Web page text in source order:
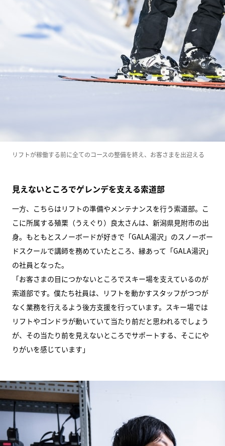
リフトが稼働する前に全てのコースの整備を終え、お客さまを出迎える
見えないところでゲレンデを支える索道部
一方、こちらはリフトの準備やメンテナンスを行う索道部。こ
こに所属する殖栗（うえぐり）良太さんは、新潟県見附市の出
身。もともとスノーボードが好きで「GALA湯沢」のスノーボー
ドスクールで講師を務めていたところ、縁あって「GALA湯沢」
の社員となった。
「お客さまの目につかないところでスキー場を支えているのが
索道部です。僕たち社員は、リフトを動かすスタッフがつつが
なく業務を行えるよう後方支援を行っています。スキー場では
リフトやゴンドラが動いていて当たり前だと思われるでしょう
が、その当たり前を見えないところでサポートする、そこにや
りがいを感じています」